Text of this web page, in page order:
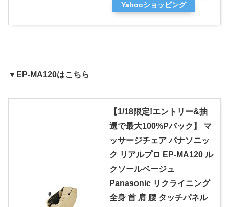
Yahooショッピング
▼EP-MA120はこちら
【1/18限定!エントリー&抽
選で最大100%Pバック】 マ
ッサージチェア パナソニッ
ク リアルプロ EP-MA120 ル
クソールベージュ
Panasonic リクライニング
全身 首 肩 腰 タッチパネル